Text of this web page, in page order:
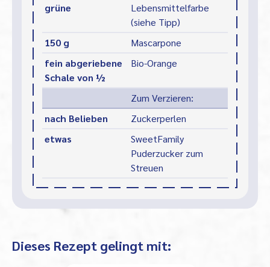
grüne
Lebensmittelfarbe
(siehe Tipp)
150 g
Mascarpone
fein abgeriebene
Schale von ½
Bio-Orange
Zum Verzieren:
nach Belieben
Zuckerperlen
etwas
SweetFamily
Puderzucker zum
Streuen
Dieses Rezept gelingt mit: